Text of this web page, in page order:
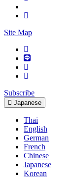
Site Map
Subscribe
Japanese
Thai
English
German
French
Chinese
Japanese
Korean